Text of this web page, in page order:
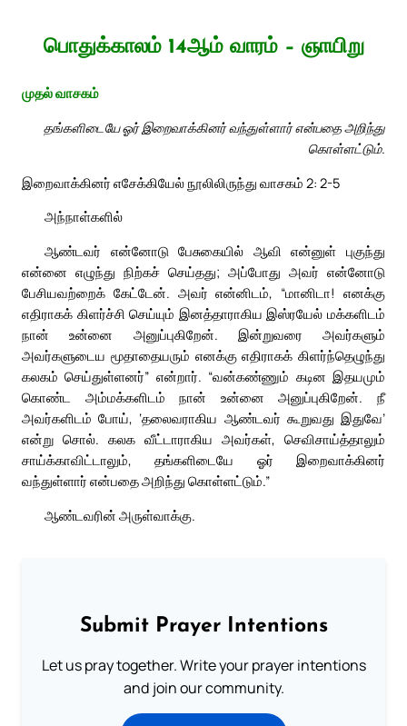
பொதுக்காலம் 14ஆம் வாரம் – ஞாயிறு
முதல் வாசகம்
தங்களிடையே ஓர் இறைவாக்கினர் வந்துள்ளார் என்பதை அறிந்து
கொள்ளட்டும்.
இறைவாக்கினர் எசேக்கியேல் நூலிலிருந்து வாசகம் 2: 2-5
அந்நாள்களில்
ஆண்டவர் என்னோடு பேசுகையில் ஆவி என்னுள் புகுந்து
என்னை எழுந்து நிற்கச் செய்தது; அப்போது அவர் என்னோடு
பேசியவற்றைக் கேட்டேன். அவர் என்னிடம், “மானிடா! எனக்கு
எதிராகக் கிளர்ச்சி செய்யும் இனத்தாராகிய இஸ்ரயேல் மக்களிடம்
நான் உன்னை அனுப்புகிறேன். இன்றுவரை அவர்களும்
அவர்களுடைய மூதாதையரும் எனக்கு எதிராகக் கிளர்ந்தெழுந்து
கலகம் செய்துள்ளனர்” என்றார். “வன்கண்ணும் கடின இதயமும்
கொண்ட அம்மக்களிடம் நான் உன்னை அனுப்புகிறேன். நீ
அவர்களிடம் போய், ‘தலைவராகிய ஆண்டவர் கூறுவது இதுவே’
என்று சொல். கலக வீட்டாராகிய அவர்கள், செவிசாய்த்தாலும்
சாய்க்காவிட்டாலும், தங்களிடையே ஓர் இறைவாக்கினர்
வந்துள்ளார் என்பதை அறிந்து கொள்ளட்டும்.”
ஆண்டவரின் அருள்வாக்கு.
Submit Prayer Intentions
Let us pray together. Write your prayer intentions
and join our community.